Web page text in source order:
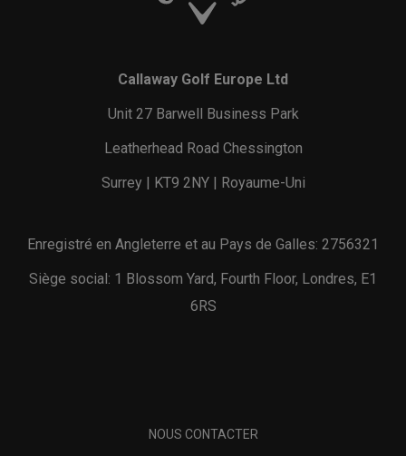
Callaway Golf Europe Ltd
Unit 27 Barwell Business Park
Leatherhead Road Chessington
Surrey | KT9 2NY | Royaume-Uni
Enregistré en Angleterre et au Pays de Galles: 2756321
Siège social: 1 Blossom Yard, Fourth Floor, Londres, E1
6RS
NOUS CONTACTER